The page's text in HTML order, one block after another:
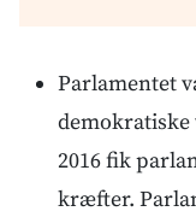
Parlamentet
demokratiske
2016 fik
kræfter.